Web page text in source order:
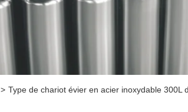
> Type de chariot évier en acier inoxydable 300L